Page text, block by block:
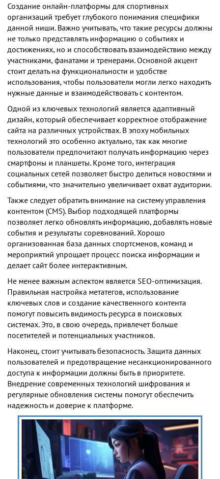
Создание онлайн-платформы для спортивных
организаций требует глубокого понимания специфики
данной ниши. Важно учитывать, что такие ресурсы должны
не только представлять информацию о событиях и
достижениях, но и способствовать взаимодействию между
участниками, фанатами и тренерами. Основной акцент
стоит делать на функциональности и удобстве
использования, чтобы пользователи могли легко находить
нужные данные и взаимодействовать с контентом.
Одной из ключевых технологий является адаптивный
дизайн, который обеспечивает корректное отображение
сайта на различных устройствах. В эпоху мобильных
технологий это особенно актуально, так как многие
пользователи предпочитают получать информацию через
смартфоны и планшеты. Кроме того, интеграция
социальных сетей позволяет быстро делиться новостями и
событиями, что значительно увеличивает охват аудитории.
Также следует обратить внимание на систему управления
контентом (CMS). Выбор подходящей платформы
позволяет легко обновлять информацию, добавлять новые
события и результаты соревнований. Хорошо
организованная база данных спортсменов, команд и
мероприятий упрощает процесс поиска информации и
делает сайт более интерактивным.
Не менее важным аспектом является SEO-оптимизация.
Правильная настройка метатегов, использование
ключевых слов и создание качественного контента
помогут повысить видимость ресурса в поисковых
системах. Это, в свою очередь, привлечет больше
посетителей и потенциальных участников.
Наконец, стоит учитывать безопасность. Защита данных
пользователей и предотвращение несанкционированного
доступа к информации должны быть в приоритете.
Внедрение современных технологий шифрования и
регулярные обновления системы помогут обеспечить
надежность и доверие к платформе.